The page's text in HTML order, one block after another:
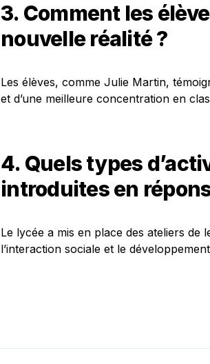
3. Comment les
nouvelle réalité ?
Les élèves, comme Julie Martin,
et d’une meilleure concentration en
4. Quels types
introduites en
Le lycée a mis en place des ateliers
l’interaction sociale et le